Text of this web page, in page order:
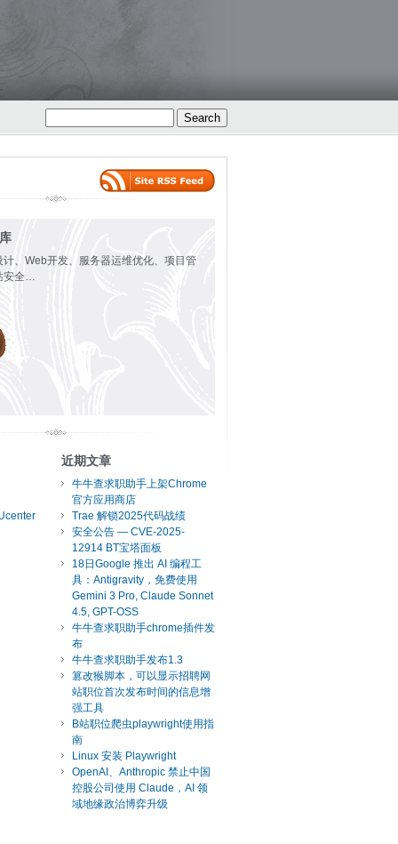
、Web开发、服务器运维优化、项目管
安全…
近期文章
牛牛查求职助手上架Chrome
官方应用商店
Trae 解锁2025代码战绩
安全公告 — CVE-2025-
12914 BT宝塔面板
18日Google 推出 AI 编程工
具：Antigravity，免费使用
Gemini 3 Pro, Claude Sonnet
4.5, GPT-OSS
牛牛查求职助手chrome插件发
布
牛牛查求职助手发布1.3
篡改猴脚本，可以显示招聘网
站职位首次发布时间的信息增
强工具
B站职位爬虫playwright使用指
南
Linux 安装 Playwright
OpenAI、Anthropic 禁止中国
控股公司使用 Claude，AI 领
域地缘政治博弈升级